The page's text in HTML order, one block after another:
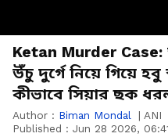
Ketan Murder
উঁচু দুর্গে নিয়ে গিয়ে হবু
কীভাবে সিয়ার ছক
Author : Biman Mondal | ANI
Published : Jun 28 2026,